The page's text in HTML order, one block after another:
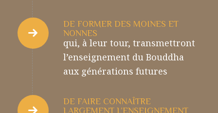
DE FORMER DES MOINES ET
NONNES
qui, à leur tour, transmettront
l’enseignement du Bouddha
aux générations futures
DE FAIRE CONNAÎTRE
LARGEMENT L’ENSEIGNEMENT